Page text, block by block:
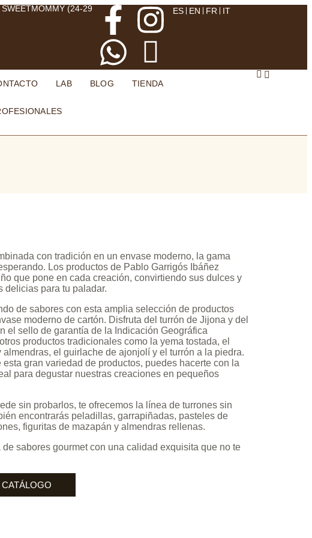
SWEETMOMMY (24-29
ES EN FR IT
LAB BLOG TIENDA
con tradición en un envase moderno, la gama
Los productos de Pablo Garrigós Ibáñez
que pone en cada creación, convirtiendo sus dulces y
delicias para tu paladar.
de sabores con esta amplia selección de productos
moderno de cartón. Disfruta del turrón de Jijona y del
el sello de garantía de la Indicación Geográfica
productos tradicionales como la yema tostada, el
el guirlache de ajonjolí y el turrón a la piedra.
esta gran variedad de productos, puedes hacerte con la
para degustar nuestras creaciones en pequeños
sin probarlos, te ofrecemos la línea de turrones sin
encontrarás peladillas, garrapiñadas, pasteles de
figuritas de mazapán y almendras rellenas.
sabores gourmet con una calidad exquisita que no te